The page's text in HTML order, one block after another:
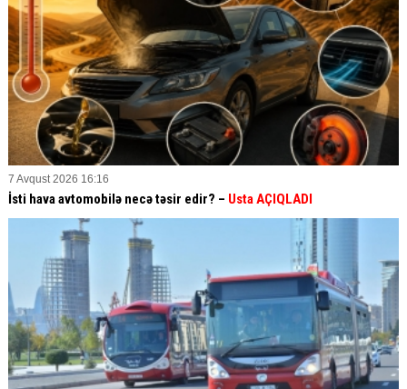
7 Avqust 2026 16:16
İsti hava avtomobilə necə təsir edir? – Usta AÇIQLADI